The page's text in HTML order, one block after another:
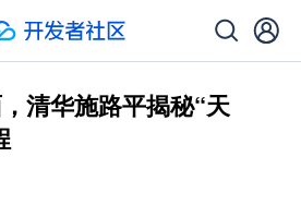
清华施路平揭秘“天